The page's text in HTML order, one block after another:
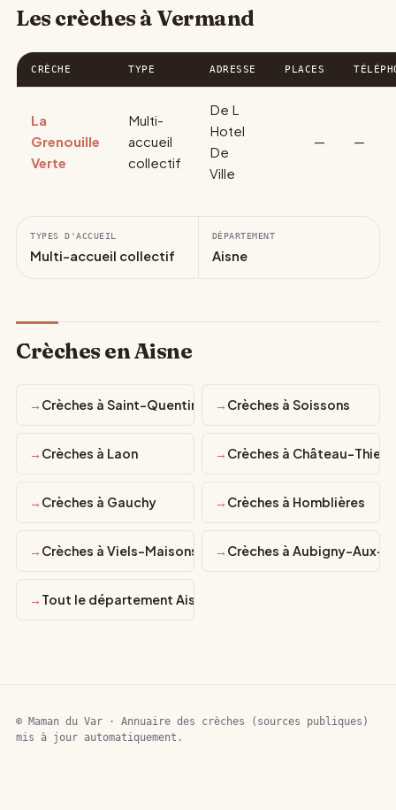
Les crèches à Vermand
CRÈCHE TYPE ADRESSE PLACES
La
Grenouille
Verte
Multi-
accueil
collectif
De L
Hotel
De
Ville
— —
TYPES D'ACCUEIL
Multi-accueil collectif
DÉPARTEMENT
Aisne
Crèches en Aisne
Crèches à Saint-Quentin Crèches à Soissons
Crèches à Laon Crèches à Château-
Crèches à Gauchy Crèches à Homblières
Crèches à Viels-Maisons Crèches à Aubigny-Aux-
Tout le département Aisne
© Maman du Var · Annuaire des crèches (sources publiques)
mis à jour automatiquement.